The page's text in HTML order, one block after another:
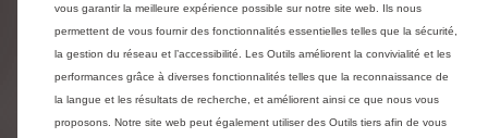
Questions et réponses
CITROËN STORE - UNE EQUIPE DE
ECONSEILLER A VOTRE ECOUTE
vous garantir la meilleure expérience possible sur notre site web. Ils nous
permettent de vous fournir des fonctionnalités essentielles telles que la sécurité,
la gestion du réseau et l’accessibilité. Les Outils améliorent la convivialité et les
performances grâce à diverses fonctionnalités telles que la reconnaissance de
la langue et les résultats de recherche, et améliorent ainsi ce que nous vous
proposons. Notre site web peut également utiliser des Outils tiers afin de vous